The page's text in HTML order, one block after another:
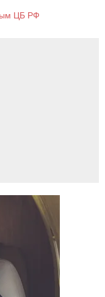
ЦБ РФ